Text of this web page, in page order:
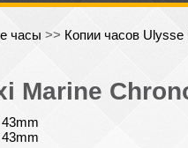
часы >> Копии часов Ulysse
Marine